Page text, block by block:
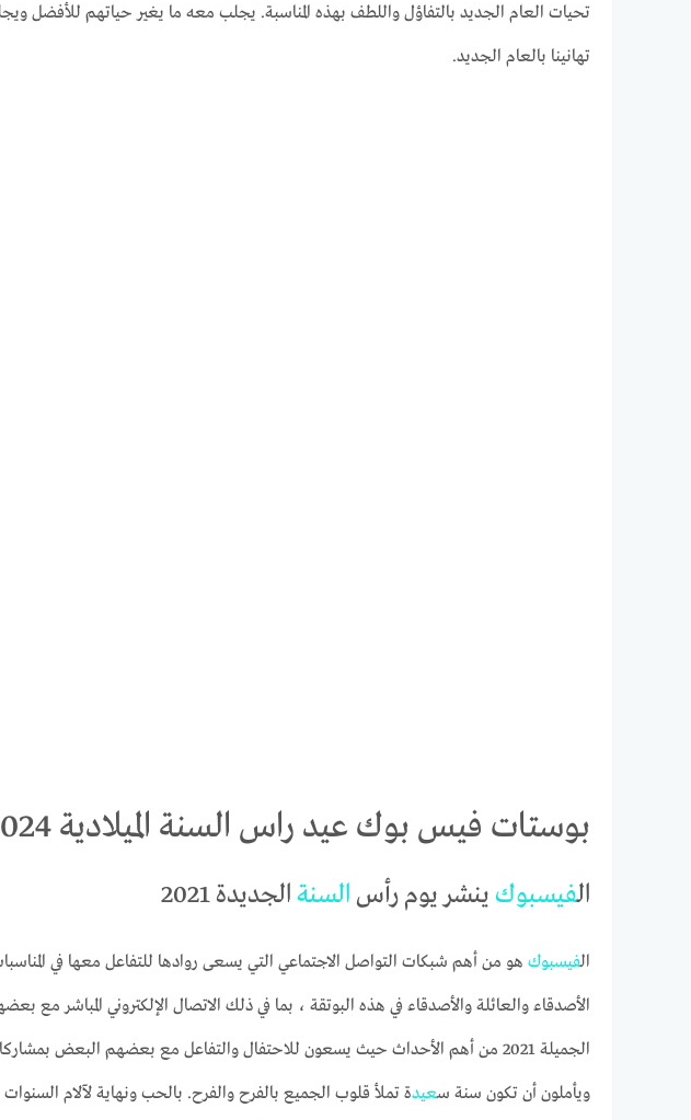
تحيات العام الجديد بالتفاؤل واللطف بهذه المناسبة. يجلب معه ما يغير حياتهم للأفضل
تهانينا بالعام الجديد.
بوستات فيس بوك عيد راس السنة الميلادية 2024
الفيسبوك ينشر يوم رأس السنة الجديدة 2021
الفيسبوك هو من أهم شبكات التواصل الاجتماعي التي يسعى روادها للتفاعل معها في
الأصدقاء والعائلة والأصدقاء في هذه البوتقة ، بما في ذلك الاتصال الإلكتروني المباشر مع
الجميلة 2021 من أهم الأحداث حيث يسعون للاحتفال والتفاعل مع بعضهم البعض
ويأملون أن تكون سنة سعيدة تملأ قلوب الجميع بالفرح والفرح. بالحب ونهاية لآلام السنوات